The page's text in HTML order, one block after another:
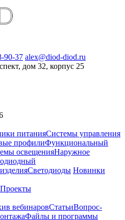
90-37 alex@diod-diod.ru
дом 32, корпус 25
питанияСистемы управления
профилиФункциональный
освещенияНаружное
Светодиоды Новинки
Проекты
вебинаровСтатьиВопрос-
Файлы и программы